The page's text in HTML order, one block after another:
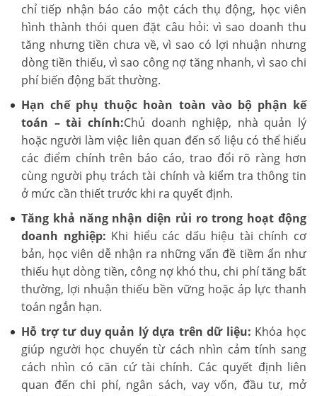
chỉ tiếp nhận báo cáo một cách thụ động, học viên
hình thành thói quen đặt câu hỏi: vì sao doanh thu
tăng nhưng tiền chưa về, vì sao có lợi nhuận nhưng
dòng tiền thiếu, vì sao công nợ tăng nhanh, vì sao chi
phí biến động bất thường.
Hạn chế phụ thuộc hoàn toàn vào bộ phận kế
toán – tài chính:Chủ doanh nghiệp, nhà quản lý
hoặc người làm việc liên quan đến số liệu có thể hiểu
các điểm chính trên báo cáo, trao đổi rõ ràng hơn
cùng người phụ trách tài chính và kiểm tra thông tin
ở mức cần thiết trước khi ra quyết định.
Tăng khả năng nhận diện rủi ro trong hoạt động
doanh nghiệp: Khi hiểu các dấu hiệu tài chính cơ
bản, học viên dễ nhận ra những vấn đề tiềm ẩn như
thiếu hụt dòng tiền, công nợ khó thu, chi phí tăng bất
thường, lợi nhuận thiếu bền vững hoặc áp lực thanh
toán ngắn hạn.
Hỗ trợ tư duy quản lý dựa trên dữ liệu: Khóa học
giúp người học chuyển từ cách nhìn cảm tính sang
cách nhìn có căn cứ tài chính. Các quyết định liên
quan đến chi phí, ngân sách, vay vốn, đầu tư, mở